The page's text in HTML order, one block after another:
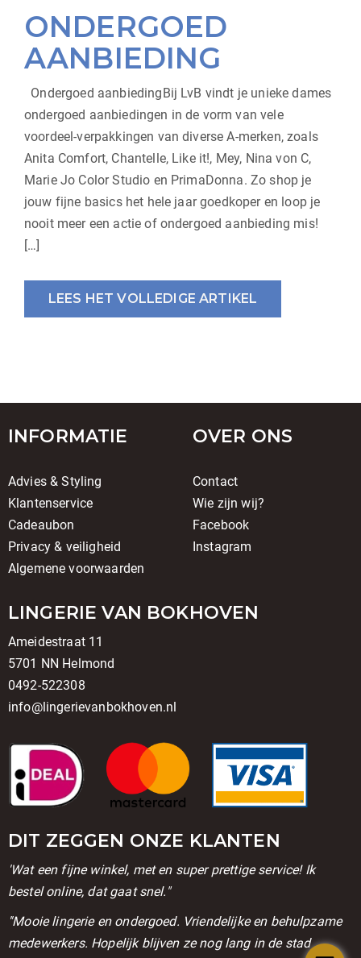
ONDERGOED
AANBIEDING
Ondergoed aanbiedingBij LvB vindt je unieke dames
ondergoed aanbiedingen in de vorm van vele
voordeel-verpakkingen van diverse A-merken, zoals
Anita Comfort, Chantelle, Like it!, Mey, Nina von C,
Marie Jo Color Studio en PrimaDonna. Zo shop je
jouw fijne basics het hele jaar goedkoper en loop je
nooit meer een actie of ondergoed aanbieding mis!
[…]
LEES HET VOLLEDIGE ARTIKEL
INFORMATIE
Advies & Styling
Klantenservice
Cadeaubon
Privacy & veiligheid
Algemene voorwaarden
OVER ONS
Contact
Wie zijn wij?
Facebook
Instagram
LINGERIE VAN BOKHOVEN
Ameidestraat 11
5701 NN Helmond
0492-522308
info@lingerievanbokhoven.nl
DIT ZEGGEN ONZE KLANTEN
'Wat een fijne winkel, met en super prettige service! Ik
bestel online, dat gaat snel."
''Mooie lingerie en ondergoed. Vriendelijke en behulpzame
medewerkers. Hopelijk blijven ze nog lang in de stad